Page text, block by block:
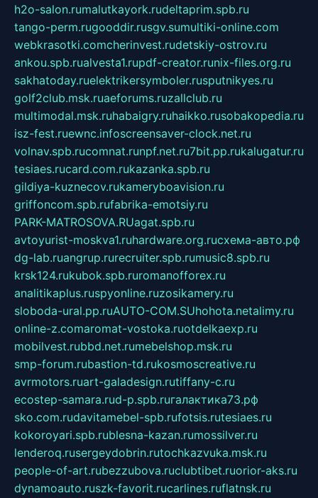
h2o-salon.rumalutkayork.rudeltaprim.spb.ru
tango-perm.rugooddir.rusgv.sumultiki-online.com
webkrasotki.comcherinvest.rudetskiy-ostrov.ru
ankou.spb.rualvesta1.rupdf-creator.runix-files.org.ru
sakhatoday.ruelektrikersymboler.rusputnikyes.ru
golf2club.msk.ruaeforums.ruzallclub.ru
multimodal.msk.ruhabaigry.ruhaikko.rusobakopedia.ru
isz-fest.ruewnc.infoscreensaver-clock.net.ru
volnav.spb.rucomnat.runpf.net.ru7bit.pp.rukalugatur.ru
tesiaes.rucard.com.rukazanka.spb.ru
gildiya-kuznecov.rukameryboavision.ru
griffoncom.spb.rufabrika-emotsiy.ru
PARK-MATROSOVA.RUagat.spb.ru
avtoyurist-moskva1.ruhardware.org.ruсхема-авто.рф
dg-lab.ruangrup.rurecruiter.spb.rumusic8.spb.ru
krsk124.rukubok.spb.ruromanofforex.ru
analitikaplus.ruspyonline.ruzosikamery.ru
sloboda-ural.pp.ruAUTO-COM.SUhohota.netalimy.ru
online-z.comaromat-vostoka.ruotdelkaexp.ru
mobilvest.rubbd.net.rumebelshop.msk.ru
smp-forum.rubastion-td.rukosmoscreative.ru
avrmotors.ruart-galadesign.rutiffany-c.ru
ecostep-samara.rud-p.spb.ruгалактика73.рф
sko.com.rudavitamebel-spb.rufotsis.rutesiaes.ru
kokoroyari.spb.rublesna-kazan.rumossilver.ru
lenderoq.rusergeydobrin.rutochkazvuka.msk.ru
people-of-art.rubezzubova.ruclubtibet.ruorior-aks.ru
dynamoauto.ruszk-favorit.rucarlines.ruflatnsk.ru